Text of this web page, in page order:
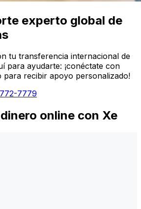
experto global de
tu transferencia internacional de
para ayudarte: ¡conéctate con
para recibir apoyo personalizado!
7779
online con Xe